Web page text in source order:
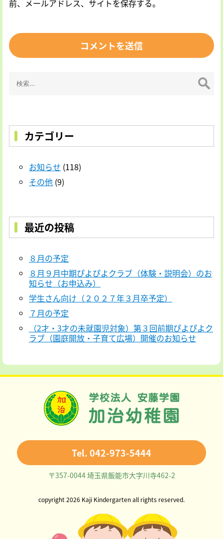
前、メールアドレス、サイトを保存する。
索:
カテゴリー
お知らせ (118)
その他 (9)
最近の投稿
８月の予定
８月９月中期ぴよぴよクラブ（体験・説明会）のお
知らせ（お申込み）
学生さん向け（２０２７年３月卒予定）
７月の予定
（2才・3才の未就園児対象）第３回前期ぴよぴよク
ラブ（園庭開放・子育て広場）開催のお知らせ
Tel. 042-973-5444
〒357-0044 埼玉県飯能市大字川寺462-2
copyright 2026 Kaji Kindergarten all rights reserved.